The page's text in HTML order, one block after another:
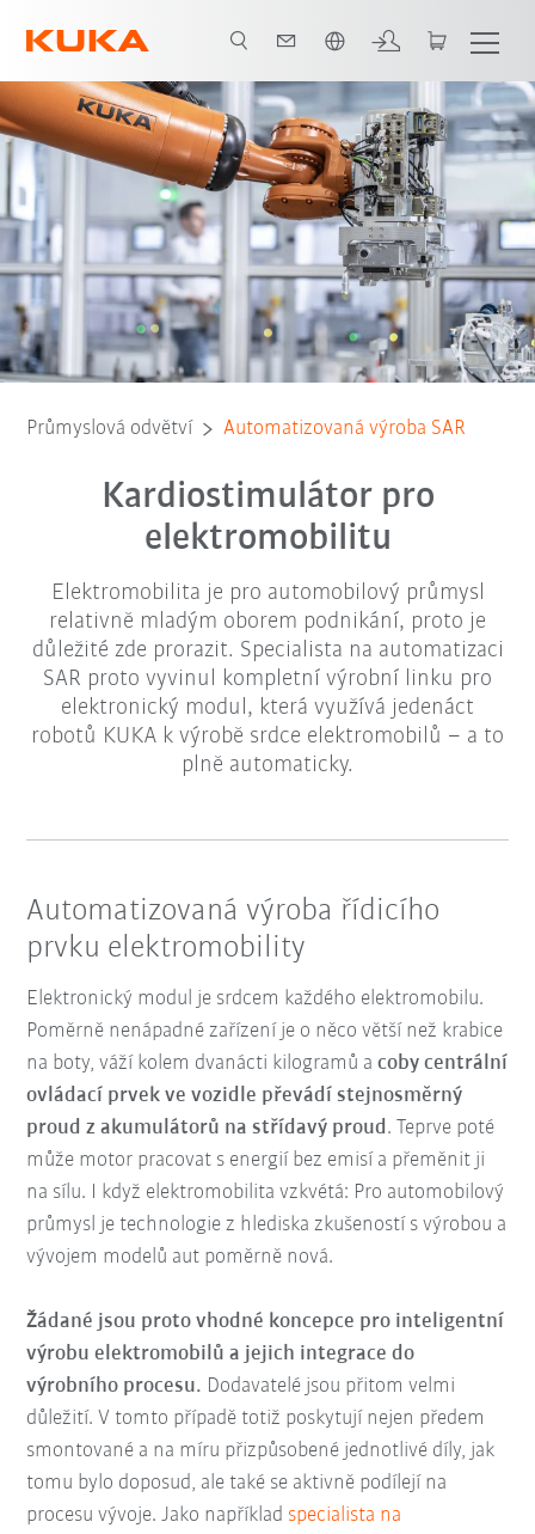
Partnerský systém Všichni systémoví partneři
Průmyslová odvětví Automatizovaná výroba SAR
Kardiostimulátor pro
elektromobilitu
Elektromobilita je pro automobilový průmysl
relativně mladým oborem podnikání, proto je
důležité zde prorazit. Specialista na automatizaci
SAR proto vyvinul kompletní výrobní linku pro
elektronický modul, která využívá jedenáct
robotů KUKA k výrobě srdce elektromobilů – a to
plně automaticky.
Automatizovaná výroba řídicího
prvku elektromobility
Elektronický modul je srdcem každého elektromobilu.
Poměrně nenápadné zařízení je o něco větší než krabice
na boty, váží kolem dvanácti kilogramů acoby centrální
ovládací prvek ve vozidle převádí stejnosměrný
proud z akumulátorů na střídavý proud . Teprve poté
může motor pracovat s energií bez emisí a přeměnit ji
na sílu. I když elektromobilita vzkvétá: Pro automobilový
průmysl je technologie z hlediska zkušeností s výrobou a
vývojem modelů aut poměrně nová.
Žádané jsou proto vhodné koncepce pro inteligentní
výrobu elektromobilů a jejich integrace do
výrobního procesu. Dodavatelé jsou přitom velmi
důležití. V tomto případě totiž poskytují nejen předem
smontované a na míru přizpůsobené jednotlivé díly, jak
tomu bylo doposud, ale také se aktivně podílejí na
procesu vývoje. Jako například specialista na